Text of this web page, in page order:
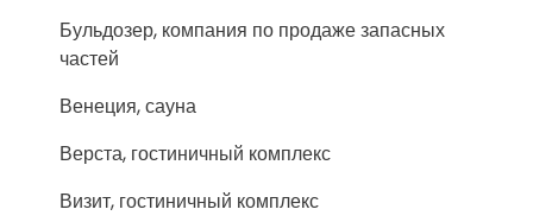
Бульдозер, компания по продаже запасных
частей
Венеция, сауна
Верста, гостиничный комплекс
Визит, гостиничный комплекс